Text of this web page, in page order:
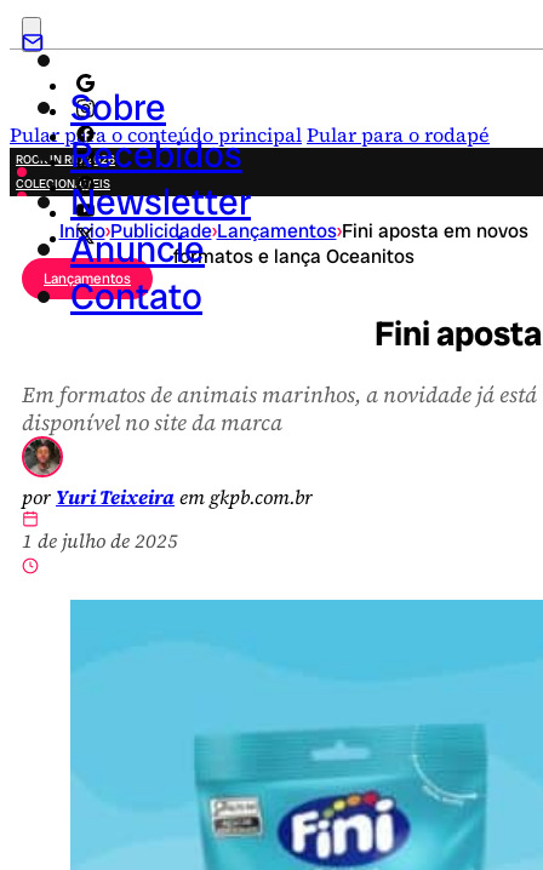
Pular para o conteúdo principalPular para o rodapé
Sobre
Recebidos
Newsletter
Anuncie
Contato
ROCK IN RIO 2026
COLECIONÁVEIS
FESTA JUNINA
NOVIDADES
CAMPANHAS CRIATIVAS
Início›Publicidade›Lançamentos›Fini aposta em novos
formatos e lança Oceanitos
Lançamentos
Fini
Em formatos de animais marinhos, a novidade já está
disponível no site da marca
por Yuri Teixeiraem gkpb.com.br
1 de julho de 2025